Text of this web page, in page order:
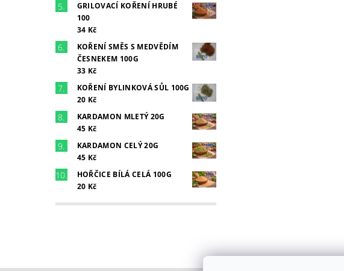
GRILOVACÍ KOŘENÍ HRUBÉ
100
34 Kč
KOŘENÍ SMĚS S MEDVĚDÍM
ČESNEKEM 100G
33 Kč
KOŘENÍ BYLINKOVÁ SŮL 100G
20 Kč
KARDAMON MLETÝ 20G
45 Kč
KARDAMON CELÝ 20G
45 Kč
HOŘČICE BÍLÁ CELÁ 100G
20 Kč